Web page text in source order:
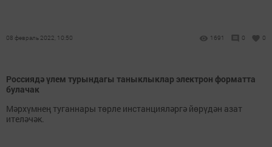
08 февраль 2022, 10:50 1691 0 0
Россиядә үлем турындагы таныклыклар электрон форматта
булачак
Мәрхүмнең туганнары төрле инстанцияләргә йөрүдән азат
ителәчәк.